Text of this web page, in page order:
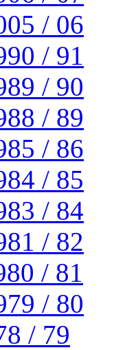
/ 06
/ 91
/ 90
/ 89
/ 86
/ 85
/ 84
/ 82
/ 81
/ 80
/ 79